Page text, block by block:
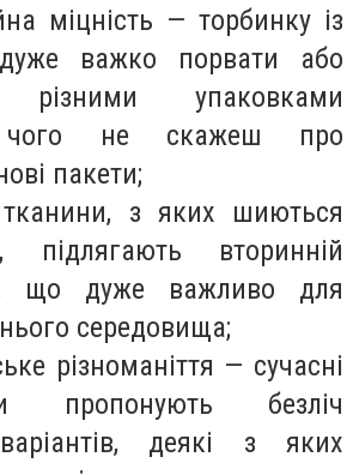
міцність — торбинку із
важко порвати або
різними упаковками
чого не скажеш про
пакети;
тканини, з яких шиються
підлягають вторинній
що дуже важливо для
середовища;
різноманіття — сучасні
пропонують безліч
деякі з яких